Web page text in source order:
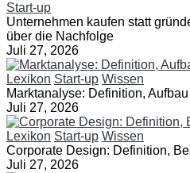
Start-up
Unternehmen kaufen statt
über die Nachfolge
Juli 27, 2026
Lexikon Start-up Wissen
Marktanalyse: Definition,
Juli 27, 2026
Lexikon Start-up Wissen
Corporate Design: Definition,
Juli 27, 2026